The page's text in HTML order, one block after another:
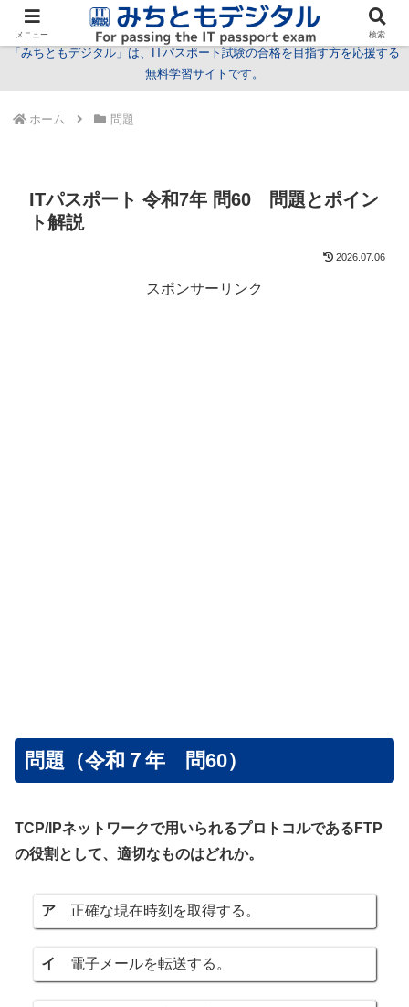
試験情報 学習方法 用語 問題 特集 お問い合わせ
「みちともデジタル」は、ITパスポート試験の合格を目指す方を応援する
無料学習サイトです。
ホーム 問題
ITパスポート 令和7年 問60 問題とポイン
ト解説
2026.07.06
スポンサーリンク
問題（令和７年 問60）
TCP/IPネットワークで用いられるプロトコルであるFTP
の役割として、適切なものはどれか。
ア 正確な現在時刻を取得する。
イ 電子メールを転送する。
メニュー 検索